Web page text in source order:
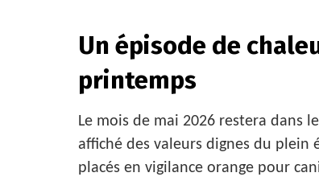
Un épisode de
printemps
Le mois de mai 2026 restera dans
affiché des valeurs dignes du
placés en vigilance orange pour